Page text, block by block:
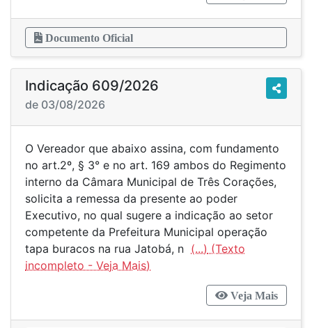
Documento Oficial
Indicação 609/2026
de 03/08/2026
O Vereador que abaixo assina, com fundamento
no art.2º, § 3° e no art. 169 ambos do Regimento
interno da Câmara Municipal de Três Corações,
solicita a remessa da presente ao poder
Executivo, no qual sugere a indicação ao setor
competente da Prefeitura Municipal operação
tapa buracos na rua Jatobá, n (...)
Veja Mais